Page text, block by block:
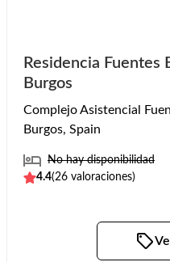
Residencia Fuentes
Burgos
Complejo Asistencial
Burgos, Spain
No hay disponibilidad
4.4(26 valoraciones)